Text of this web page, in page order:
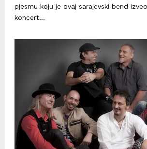
pjesmu koju je ovaj sarajevski bend
koncert...